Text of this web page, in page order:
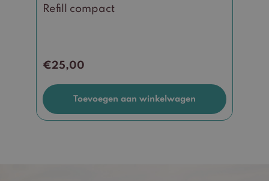
Refill compact
€25,00
Toevoegen aan winkelwagen